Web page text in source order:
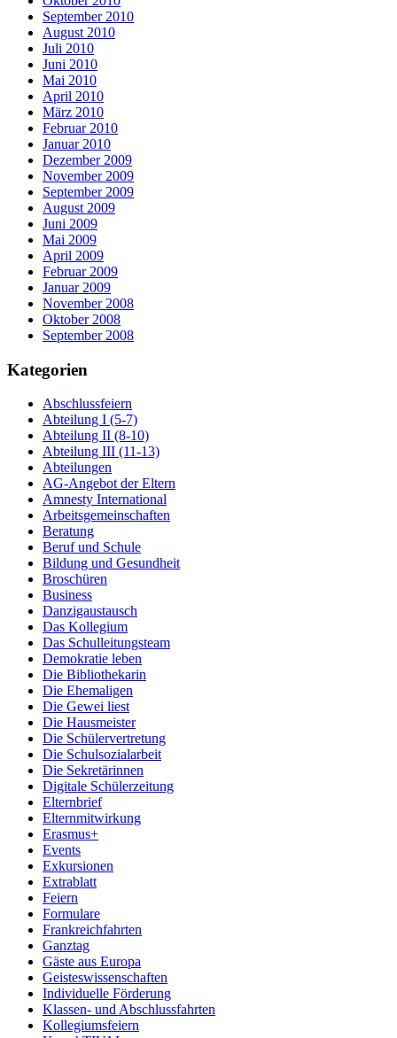
September 2010
August 2010
Juli 2010
Juni 2010
Mai 2010
April 2010
März 2010
Februar 2010
Januar 2010
Dezember 2009
November 2009
September 2009
August 2009
Juni 2009
Mai 2009
April 2009
Februar 2009
Januar 2009
November 2008
Oktober 2008
September 2008
Kategorien
Abschlussfeiern
Abteilung I (5-7)
Abteilung II (8-10)
Abteilung III (11-13)
Abteilungen
AG-Angebot der Eltern
Amnesty International
Arbeitsgemeinschaften
Beratung
Beruf und Schule
Bildung und Gesundheit
Broschüren
Business
Danzigaustausch
Das Kollegium
Das Schulleitungsteam
Demokratie leben
Die Bibliothekarin
Die Ehemaligen
Die Gewei liest
Die Hausmeister
Die Schülervertretung
Die Schulsozialarbeit
Die Sekretärinnen
Digitale Schülerzeitung
Elternbrief
Elternmitwirkung
Erasmus+
Events
Exkursionen
Extrablatt
Feiern
Formulare
Frankreichfahrten
Ganztag
Gäste aus Europa
Geisteswissenschaften
Individuelle Förderung
Klassen- und Abschlussfahrten
Kollegiumsfeiern